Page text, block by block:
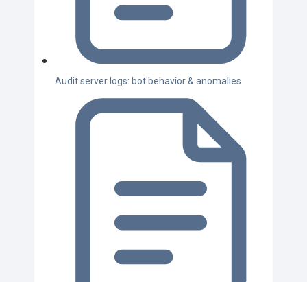
Audit server logs: bot behavior & anomalies